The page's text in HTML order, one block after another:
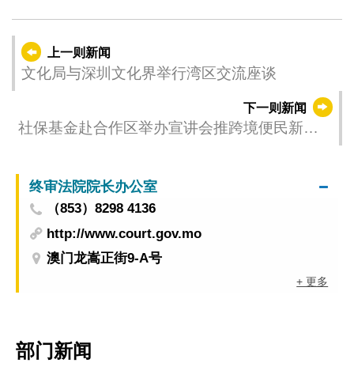
上一则新闻
文化局与深圳文化界举行湾区交流座谈
下一则新闻
社保基金赴合作区举办宣讲会推跨境便民新措
终审法院院长办公室
（853）8298 4136
http://www.court.gov.mo
澳门龙嵩正街9-A号
+ 更多
部门新闻